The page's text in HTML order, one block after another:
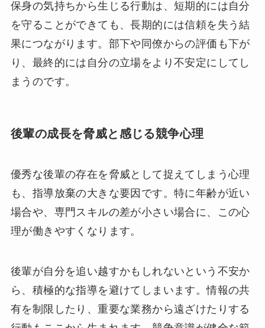
保身の気持ちから生じる行動は、短期的には自分
を守ることができても、長期的には信頼を失う結
果につながります。部下や同僚からの評価も下が
り、最終的には自分の立場をより不安定にしてし
まうのです。
後輩の成長を脅威と感じる競争心理
優秀な後輩の存在を脅威として捉えてしまう心理
も、指導放棄の大きな要因です。特に年齢が近い
場合や、専門スキルの差が小さい場合に、この心
理が働きやすくなります。
後輩が自分を追い越すかもしれないという不安か
ら、積極的な指導を避けてしまいます。情報の共
有を制限したり、重要な業務から遠ざけたりする